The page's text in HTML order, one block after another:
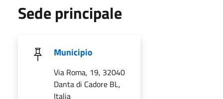
Sede principale
Municipio
Via Roma, 19, 32040
Danta di Cadore BL,
Italia